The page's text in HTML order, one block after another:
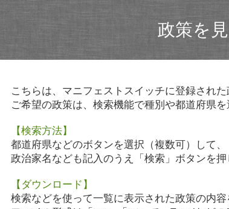
政策を
こちらは、マニフェストスイッチに登録された
ご希望の政策は、検索機能で種別や都道府県を
【検索方法】
都道府県などのボタンを選択（複数可）して
政治家名なども記入のうえ「検索」ボタンを押
【ダウンロード】
検索などを使って一覧に表示された政策の内容